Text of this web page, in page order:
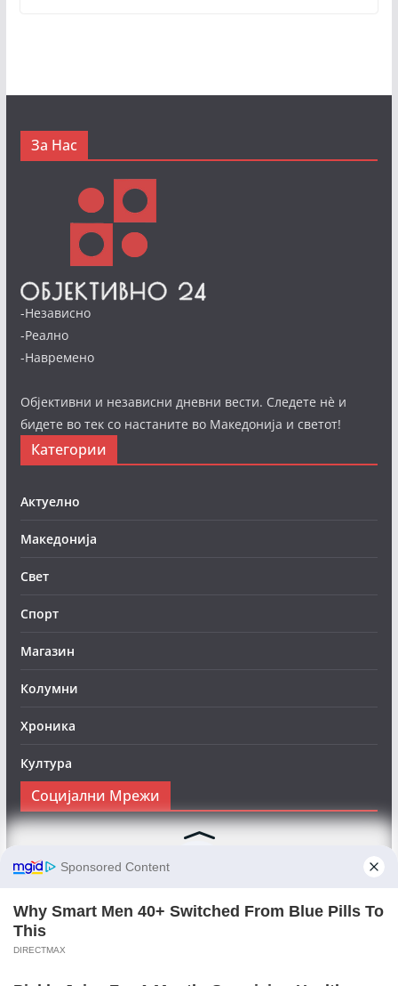
За Нас
-Независно
-Реално
-Навремено
Објективни и независни дневни вести. Следете нè и
бидете во тек со настаните во Македонија и светот!
Категории
Актуелно
Македонија
Свет
Спорт
Магазин
Колумни
Хроника
Култура
Социјални Мрежи
Следете нè на Фејсбук за да сте во тек со најновите